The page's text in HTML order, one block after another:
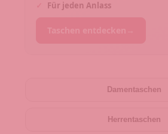
Für jeden Anlass
Damentaschen
Herrentaschen